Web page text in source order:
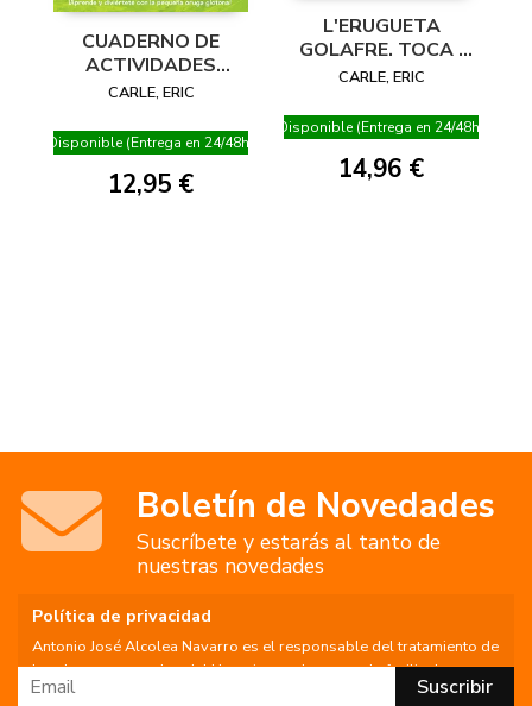
CUADERNO DE
ACTIVIDADES
PREESCOLAR
CARLE)
CARLE, ERIC
Disponible (Entrega en 24/48h)
12,95 €
L'ERUGUETA
GOLAFRE. TOCA I
DESCOBREIX ELS
(COL·LECCIÓ ERIC
CARLE)
CARLE, ERIC
Disponible (Entrega en 24/48h)
14,96 €
Boletín de Novedades
Suscríbete y estarás al tanto de
nuestras novedades
Política de privacidad
Antonio José Alcolea Navarro es el responsable del tratamiento de
los datos personales del Usuario, por lo que se le facilita la
siguiente información del tratamiento: